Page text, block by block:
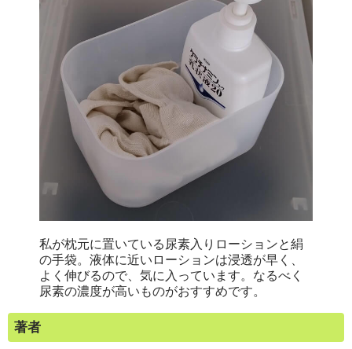
私が枕元に置いている尿素入りローションと絹
の手袋。液体に近いローションは浸透が早く、
よく伸びるので、気に入っています。なるべく
尿素の濃度が高いものがおすすめです。
著者